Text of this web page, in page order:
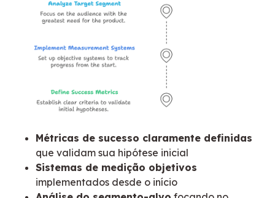
Métricas de sucesso claramente definidas
que validam sua hipótese inicial
Sistemas de medição objetivos
implementados desde o início